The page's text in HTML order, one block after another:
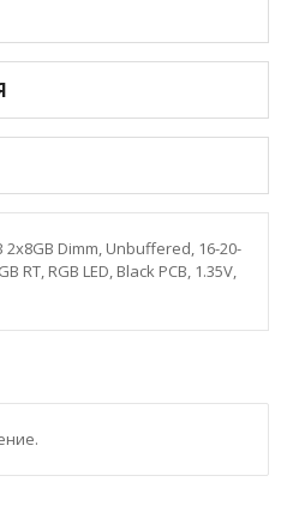
2x8GB Dimm, Unbuffered, 16-20-
RT, RGB LED, Black PCB, 1.35V,